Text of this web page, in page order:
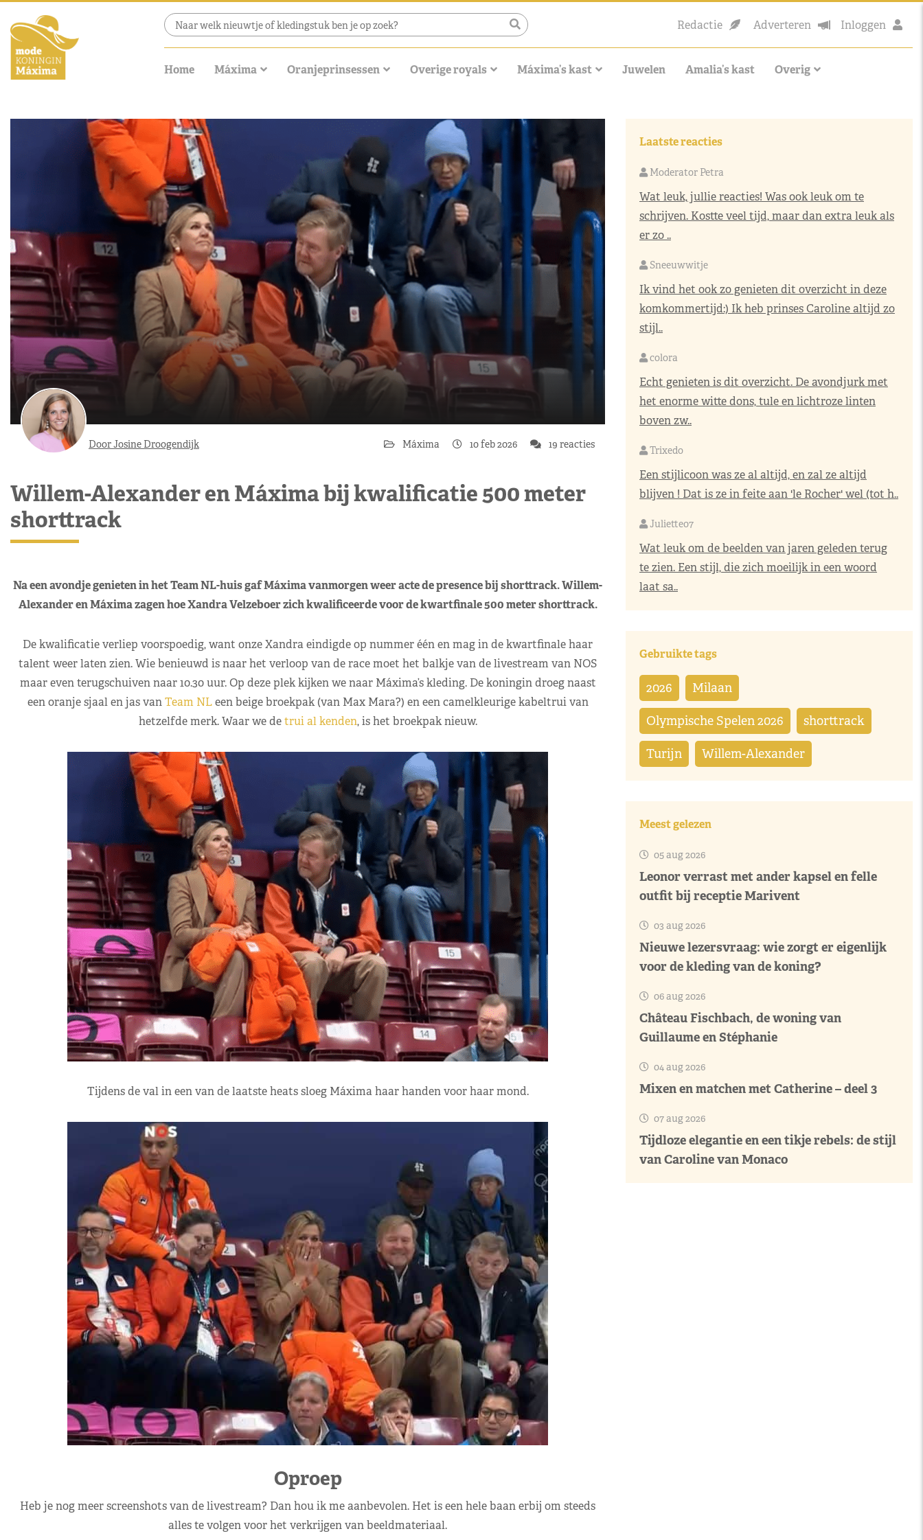
Redactie Adverteren Inloggen
Home Máxima Oranjeprinsessen Overige royals Máxima’s kast Juwelen Amalia’s kast Overig
Door Josine Droogendijk Máxima 10 feb 2026 19 reacties
Willem-Alexander en Máxima bij kwalificatie 500 meter
shorttrack
Na een avondje genieten in het Team NL-huis gaf Máxima vanmorgen weer acte de presence bij shorttrack. Willem-
Alexander en Máxima zagen hoe Xandra Velzeboer zich kwalificeerde voor de kwartfinale 500 meter shorttrack.
De kwalificatie verliep voorspoedig, want onze Xandra eindigde op nummer één en mag in de kwartfinale haar
talent weer laten zien. Wie benieuwd is naar het verloop van de race moet het balkje van de livestream van NOS
maar even terugschuiven naar 10.30 uur. Op deze plek kijken we naar Máxima’s kleding. De koningin droeg naast
een oranje sjaal en jas vanTeam NLeen beige broekpak (van Max Mara?) en een camelkleurige kabeltrui van
hetzelfde merk. Waar we detrui al kenden, is het broekpak nieuw.
Tijdens de val in een van de laatste heats sloeg Máxima haar handen voor haar mond.
Oproep
Heb je nog meer screenshots van de livestream? Dan hou ik me aanbevolen. Het is een hele baan erbij om steeds
alles te volgen voor het verkrijgen van beeldmateriaal.
Laatste reacties
Moderator Petra
Wat leuk, jullie reacties! Was ook leuk om te
schrijven. Kostte veel tijd, maar dan extra leuk als
er zo ..
Sneeuwwitje
Ik vind het ook zo genieten dit overzicht in deze
komkommertijd:) Ik heb prinses Caroline altijd zo
stijl..
colora
Echt genieten is dit overzicht. De avondjurk met
het enorme witte dons, tule en lichtroze linten
boven zw..
Trixedo
Een stijlicoon was ze al altijd, en zal ze altijd
blijven ! Dat is ze in feite aan 'le Rocher' wel (tot h..
Juliette07
Wat leuk om de beelden van jaren geleden terug
te zien. Een stijl, die zich moeilijk in een woord
laat sa..
Gebruikte tags
2026 Milaan
Olympische Spelen 2026 shorttrack
Turijn Willem-Alexander
Meest gelezen
05 aug 2026
Leonor verrast met ander kapsel en felle
outfit bij receptie Marivent
03 aug 2026
Nieuwe lezersvraag: wie zorgt er eigenlijk
voor de kleding van de koning?
06 aug 2026
Château Fischbach, de woning van
Guillaume en Stéphanie
04 aug 2026
Mixen en matchen met Catherine – deel 3
07 aug 2026
Tijdloze elegantie en een tikje rebels: de stijl
van Caroline van Monaco